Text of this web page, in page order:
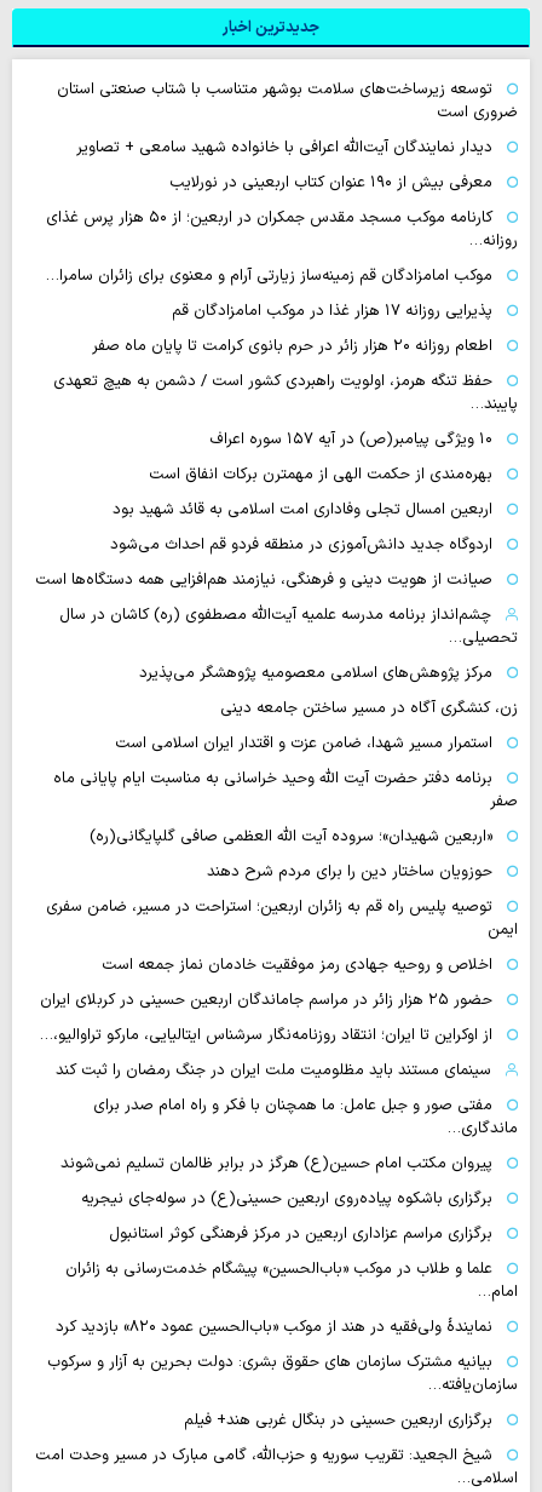
جدیدترین اخبار
توسعه زیرساخت‌های سلامت بوشهر متناسب با شتاب صنعتی استان
ضروری است
دیدار نمایندگان آیت‌الله اعرافی با خانواده شهید سامعی + تصاویر
معرفی بیش از ۱۹۰ عنوان کتاب اربعینی در نورلایب
کارنامه موکب مسجد مقدس جمکران در اربعین؛ از ۵۰ هزار پرس غذای
روزانه…
موکب امامزادگان قم زمینه‌ساز زیارتی آرام و معنوی برای زائران سامرا…
پذیرایی روزانه ۱۷ هزار غذا در موکب امامزادگان قم
اطعام روزانه ۲۰ هزار زائر در حرم بانوی کرامت تا پایان ماه صفر
حفظ تنگه هرمز، اولویت راهبردی کشور است / دشمن به هیچ تعهدی
پایبند…
۱۰ ویژگی پیامبر(ص) در آیه ۱۵۷ سوره اعراف
بهره‌مندی از حکمت الهی از مهمترن برکات انفاق است
اربعین امسال تجلی وفاداری امت اسلامی به قائد شهید بود
اردوگاه جدید دانش‌آموزی در منطقه فردو قم احداث می‌شود
صیانت از هویت دینی و فرهنگی، نیازمند هم‌افزایی همه دستگاه‌ها است
چشم‌انداز برنامه مدرسه علمیه آیت‌الله مصطفوی (ره) کاشان در سال
تحصیلی…
مرکز پژوهش‌های اسلامی معصومیه پژوهشگر می‌پذیرد
زن، کنشگری آگاه در مسیر ساختن جامعه دینی
استمرار مسیر شهدا، ضامن عزت و اقتدار ایران اسلامی است
برنامه دفتر حضرت آیت الله وحید خراسانی به مناسبت ایام پایانی ماه
صفر
«اربعین شهیدان»؛ سروده آیت الله العظمی صافی گلپایگانی(ره)
حوزویان ساختار دین را برای مردم شرح دهند
توصیه پلیس راه قم به زائران اربعین؛ استراحت در مسیر، ضامن سفری
ایمن
اخلاص و روحیه جهادی رمز موفقیت خادمان نماز جمعه است
حضور ۲۵ هزار زائر در مراسم جاماندگان اربعین حسینی در کربلای ایران
از اوکراین تا ایران؛ انتقاد روزنامه‌نگار سرشناس ایتالیایی، مارکو تراوالیو،…
سینمای مستند باید مظلومیت ملت ایران در جنگ رمضان را ثبت کند
مفتی صور و جبل عامل: ما همچنان با فکر و راه امام صدر برای
ماندگاری…
پیروان مکتب امام حسین(ع) هرگز در برابر ظالمان تسلیم نمی‌شوند
برگزاری باشکوه پیاده‌روی اربعین حسینی(ع) در سوله‌جای نیجریه
برگزاری مراسم عزاداری اربعین در مرکز فرهنگی کوثر استانبول
علما و طلاب در موکب «باب‌الحسین» پیشگام خدمت‌رسانی به زائران
امام…
نمایندهٔ ولی‌فقیه در هند از موکب «باب‌الحسین عمود ۸۲۰» بازدید کرد
بیانیه مشترک سازمان های حقوق بشری: دولت بحرین به آزار و سرکوب
سازمان‌یافته…
برگزاری اربعین حسینی در بنگال غربی هند+ فیلم
شیخ الجعید: تقریب سوریه و حزب‌الله، گامی مبارک در مسیر وحدت امت
اسلامی…